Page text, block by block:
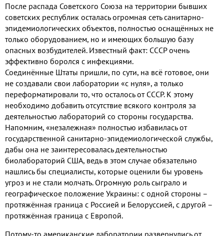
После распада Советского Союза на территории бывших
советских республик осталась огромная сеть санитарно-
эпидемиологических объектов, полностью оснащённых не
только оборудованием, но и имеющих большую базу
опасных возбудителей. Известный факт: СССР очень
эффективно боролся с инфекциями.
Соединённые Штаты пришли, по сути, на всё готовое, они
не создавали свои лаборатории «с нуля», а только
переформатировали то, что осталось от СССР. К этому
необходимо добавить отсутствие всякого контроля за
деятельностью лабораторий со стороны государства.
Напомним, «незалежная» полностью избавилась от
государственной санитарно-эпидемиологической службы,
дабы она не заинтересовалась деятельностью
биолабораторий США, ведь в этом случае обязательно
нашлись бы специалисты, которые оценили бы уровень
угроз и не стали молчать. Огромную роль сыграло и
географическое положение Украины: с одной стороны –
протяжённая граница с Россией и Белоруссией, с другой –
протяжённая граница с Европой.
Потому-то американские лаборатории развернулись от